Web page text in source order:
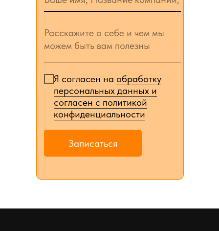
Я согласен на обработку
персональных данных и
согласен c политикой
конфиденциальности
Записаться